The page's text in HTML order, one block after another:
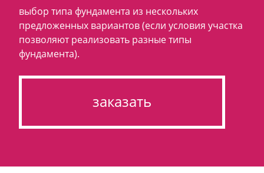
выбор типа фундамента из нескольких
предложенных вариантов (если условия участка
позволяют реализовать разные типы
фундамента).
заказать